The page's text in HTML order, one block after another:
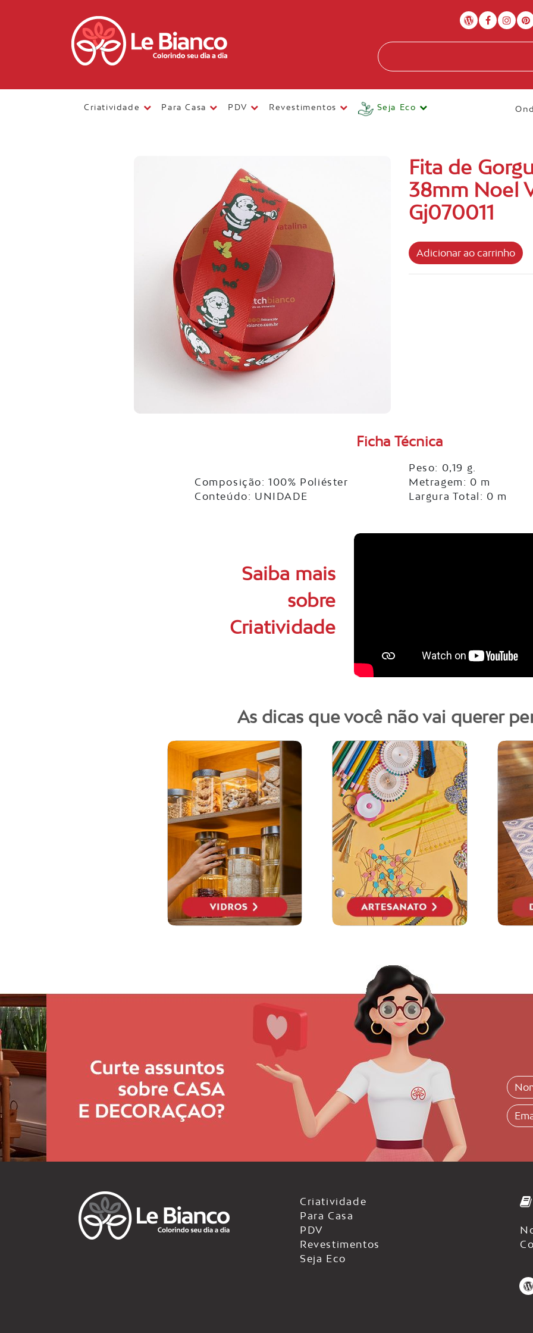
Criatividade Para Casa PDV Revestimentos Seja Eco
Fita de
38mm Noel
Gj070011
Ficha Técnica
Composição: 100% Poliéster
Conteúdo: UNIDADE
Peso: 0,19 g.
Metragem: 0 m
Largura Total: 0 m
Saiba mais
sobre
Criatividade
As dicas que você não vai querer
Criatividade
Para Casa
PDV
Revestimentos
Seja Eco